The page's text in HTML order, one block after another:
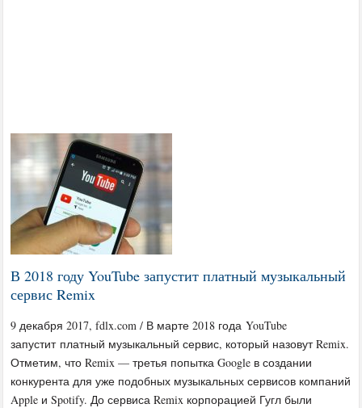
В 2018 году YouTube запустит платный музыкальный
сервис Remix
9 декабря 2017, fdlx.com / В марте 2018 года YouTube
запустит платный музыкальный сервис, который назовут Remix.
Отметим, что Remix — третья попытка Google в создании
конкурента для уже подобных музыкальных сервисов компаний
Apple и Spotify. До сервиса Remix корпорацией Гугл были